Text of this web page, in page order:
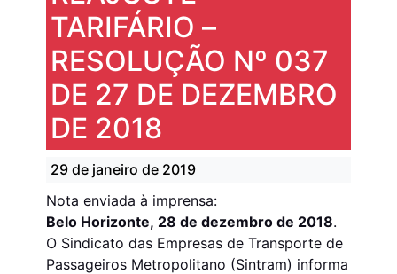
TARIFÁRIO –
RESOLUÇÃO Nº 037
DE 27 DE DEZEMBRO
DE 2018
29 de janeiro de 2019
Nota enviada à imprensa:
Belo Horizonte, 28 de dezembro de 2018.
O Sindicato das Empresas de Transporte de
Passageiros Metropolitano (Sintram) informa